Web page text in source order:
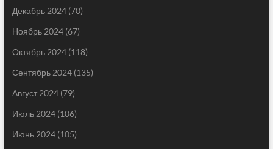
Декабрь 2024(70)
Ноябрь 2024(67)
Октябрь 2024(118)
Сентябрь 2024(135)
Август 2024(79)
Июль 2024(106)
Июнь 2024(105)